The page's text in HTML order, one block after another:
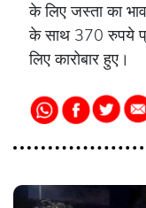
के लिए जस्ता का
के साथ 370 रुपये
लिए कारोबार हुए।